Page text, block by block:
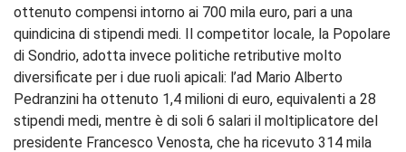
ottenuto compensi intorno ai 700 mila euro, pari a una
quindicina di stipendi medi. Il competitor locale, la Popolare
di Sondrio, adotta invece politiche retributive molto
diversificate per i due ruoli apicali: l’ad Mario Alberto
Pedranzini ha ottenuto 1,4 milioni di euro, equivalenti a 28
stipendi medi, mentre è di soli 6 salari il moltiplicatore del
presidente Francesco Venosta, che ha ricevuto 314 mila